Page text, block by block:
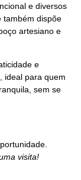
e diversos
também dispõe
artesiano e
e
ideal para quem
sem se
visita!